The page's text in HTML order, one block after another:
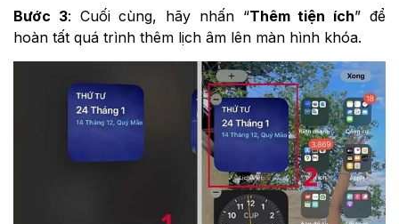
Bước 3: Cuối cùng, hãy nhấn “Thêm tiện ích” để
hoàn tất quá trình thêm lịch âm lên màn hình khóa.